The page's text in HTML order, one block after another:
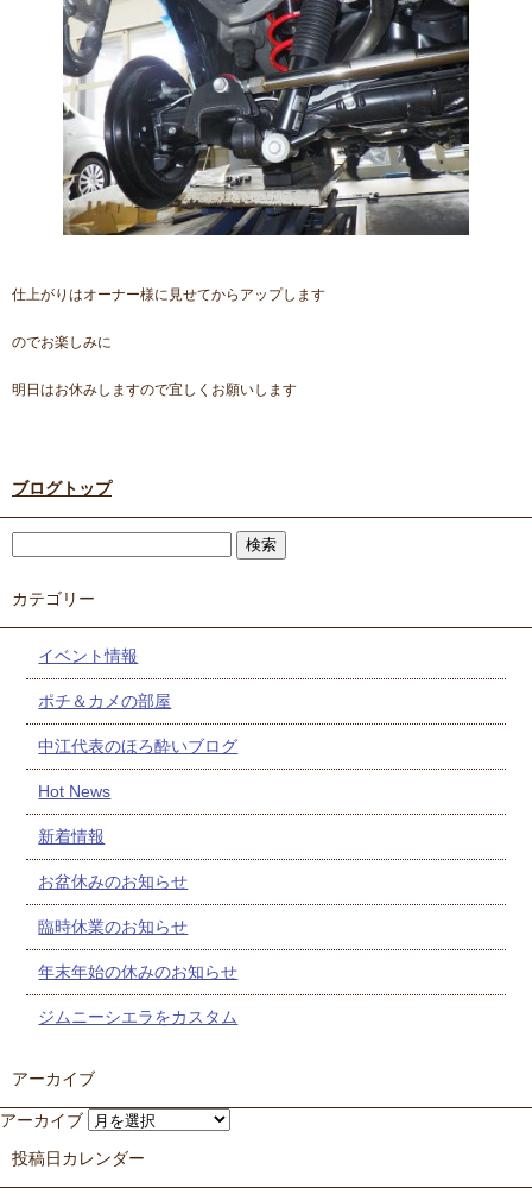
仕上がりはオーナー様に見せてからアップします
のでお楽しみに
明日はお休みしますので宜しくお願いします
ブログトップ
カテゴリー
イベント情報
ポチ＆カメの部屋
中江代表のほろ酔いブログ
Hot News
新着情報
お盆休みのお知らせ
臨時休業のお知らせ
年末年始の休みのお知らせ
ジムニーシエラをカスタム
アーカイブ
アーカイブ
投稿日カレンダー